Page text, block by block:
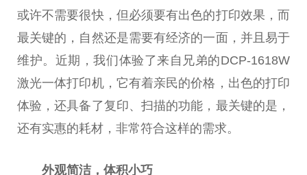
或许不需要很快，但必须要有出色的打印效果，而
最关键的，自然还是需要有经济的一面，并且易于
维护。 近期，我们体验了来自兄弟的DCP-1618W
激光一体打印机，它有着亲民的价格，出色的打印
体验，还具备了复印、扫描的功能，最关键的是，
还有实惠的耗材，非常符合这样的需求。
外观简洁，体积小巧